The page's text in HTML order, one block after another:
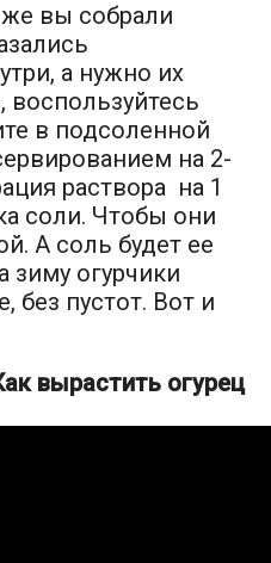
вы собрали
а нужно их
воспользуйтесь
в подсоленной
на 2-
раствора на 1
соли. Чтобы они
А соль будет ее
зиму огурчики
без пустот. Вот и
вырастить огурец